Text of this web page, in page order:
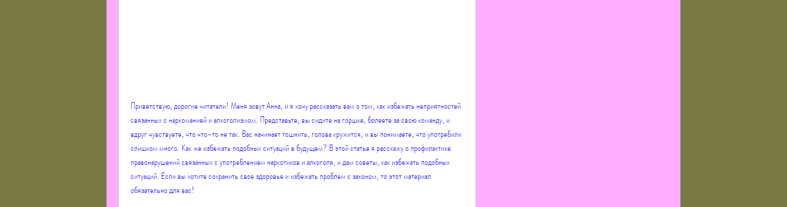
Приветствую, дорогие читатели! Меня зовут Анна, и я хочу рассказать вам о том, как избежать неприятностей
связанных с наркоманией и алкоголизмом. Представьте, вы сидите на горшке, болеете за свою команду, и
вдруг чувствуете, что что-то не так. Вас начинает тошнить, голова кружится, и вы понимаете, что употребили
слишком много. Как же избежать подобных ситуаций в будущем? В этой статье я расскажу о профилактике
правонарушений связанных с употреблением наркотиков и алкоголя, и дам советы, как избежать подобных
ситуаций. Если вы хотите сохранить свое здоровье и избежать проблем с законом, то этот материал
обязательно для вас!